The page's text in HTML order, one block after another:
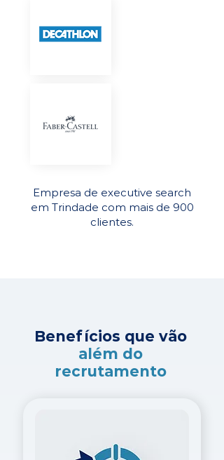
Empresa de executive search
em Trindade com mais de 900
clientes.
Benefícios que vão
além do
recrutamento